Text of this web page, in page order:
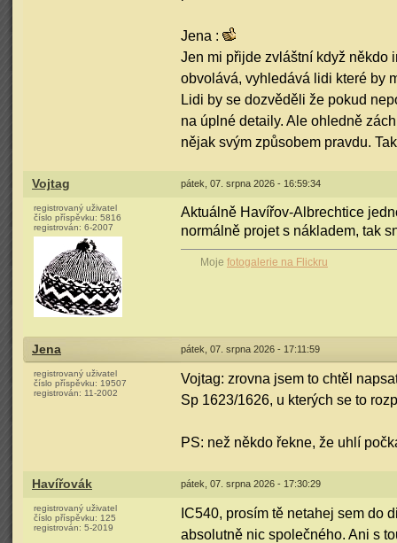
Jena :
Jen mi přijde zvláštní když někdo
obvolává, vyhledává lidi které by
Lidi by se dozvěděli že pokud
na úplné detaily. Ale ohledně
nějak svým způsobem pravdu.
Vojtag pátek, 07. srpna 2026 - 16:59:34
registrovaný uživatel
číslo příspěvku: 5816
registrován: 6-2007
Aktuálně Havířov-Albrechtice
normálně projet s nákladem, tak
Moje fotogalerie na Flickru
Jena pátek, 07. srpna 2026 - 17:11:59
registrovaný uživatel
číslo příspěvku: 19507
registrován: 11-2002
Vojtag: zrovna jsem to chtěl
Sp 1623/1626, u kterých se to
PS: než někdo řekne, že uhlí
Havířovák pátek, 07. srpna 2026 - 17:30:29
registrovaný uživatel
číslo příspěvku: 125
registrován: 5-2019
IC540, prosím tě netahej sem do
absolutně nic společného. Ani s